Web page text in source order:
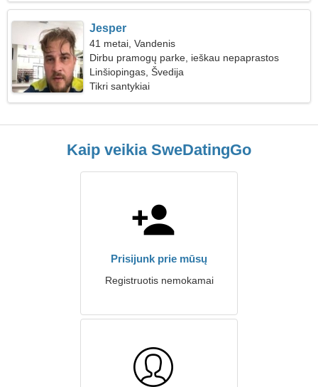
Jesper
41 metai, Vandenis
Dirbu pramogų parke, ieškau nepaprastos
moters
Linšiopingas, Švedija
Tikri santykiai
Kaip veikia SweDatingGo
Prisijunk prie mūsų
Registruotis nemokamai